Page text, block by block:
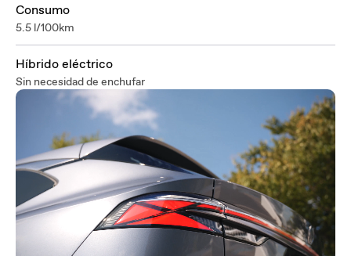
Consumo
5.5 l/100km
Híbrido eléctrico
Sin necesidad de enchufar